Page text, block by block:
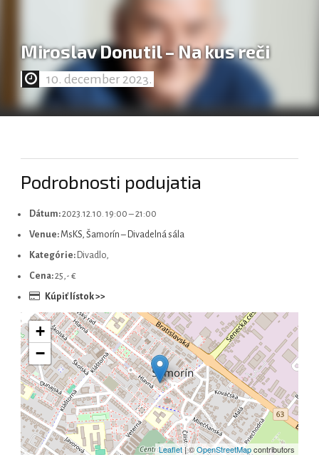
Miroslav Donutil – Na kus reči
10. december 2023.
Podrobnosti podujatia
Dátum:2023.12.10. 19:00–21:00
Venue: MsKS, Šamorín – Divadelná sála
Kategórie: Divadlo,
Cena:25,- €
Kúpiť lístok >>
+
−
Leaflet| ©OpenStreetMapcontributors